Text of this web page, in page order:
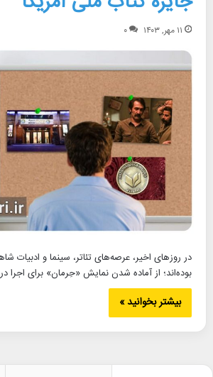
۱۱ مهر, ۱۴۰۳ ۰
در روزهای اخیر، عرصه‌های تئاتر، سینما و ادبیات
بوده‌اند؛ از آماده شدن نمایش «حِرمان» برای اجرا
بیشتر بخوانید »